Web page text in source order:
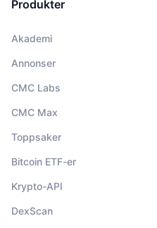
Produkter
Akademi
Annonser
CMC Labs
CMC Max
Toppsaker
Bitcoin ETF-er
Krypto-API
DexScan